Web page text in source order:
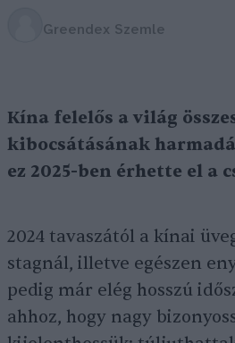
Greendex Szemle
Kína felelős a világ
kibocsátásának
ez 2025-ben érhette el a
2024 tavaszától a kínai
stagnál, illetve egészen
pedig már elég hosszú
ahhoz, hogy nagy